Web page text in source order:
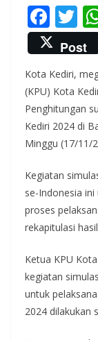
F
ac
e
b
o
o
k
T
w
er
Post
Kota Kediri,
(KPU) Kota
Penghitungan
Kediri 2024 di
Minggu (17/11/
Kegiatan
se-Indonesia
proses
rekapitulasi
Ketua KPU
kegiatan
untuk
2024 dilakukan